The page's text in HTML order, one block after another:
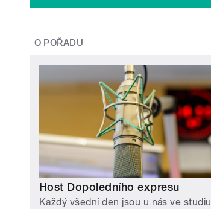
O POŘADU
Host Dopoledního expresu
Každý všední den jsou u nás ve studiu